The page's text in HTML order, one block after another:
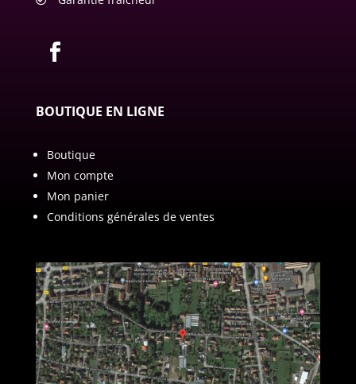
BOUTIQUE EN LIGNE
Boutique
Mon compte
Mon panier
Conditions générales de ventes